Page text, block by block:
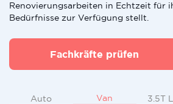
Renovierungsarbeiten in Echtzeit für
Bedürfnisse zur Verfügung stellt.
Fachkräfte prüfen
Auto Van 3.5T